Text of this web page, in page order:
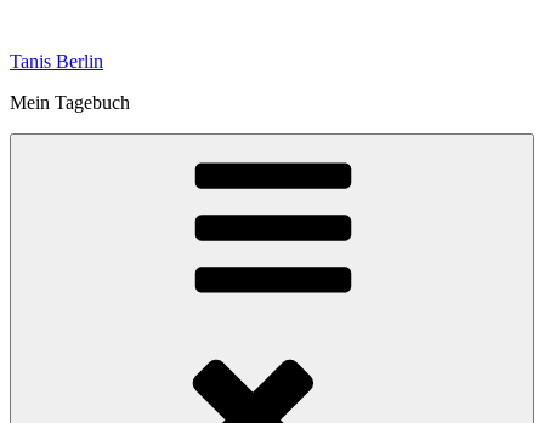
springen
Tanis Berlin
Mein Tagebuch